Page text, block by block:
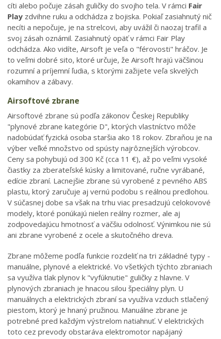
cíti alebo počuje zásah guličky do svojho tela. V rámci Fair
Play zdvihne ruku a odchádza z bojiska. Pokiaľ zasiahnutý nič
necíti a nepočuje, je na strelcovi, aby uvážil či naozaj trafil a
svoj zásah oznámil. Zasiahnutý opäť v rámci Fair Play
odchádza. Ako vidíte, Airsoft je veľa o "férovosti" hráčov. Je
to veľmi dobré sito, ktoré určuje, že Airsoft hrajú väčšinou
rozumní a príjemní ľudia, s ktorými zažijete veľa skvelých
okamihov a zábavy.
Airsoftové zbrane
Airsoftové zbrane sú podľa zákonov Českej Republiky
"plynové zbrane kategórie D", ktorých vlastníctvo môže
nadobúdať fyzická osoba staršia ako 18 rokov. Zbraňou je na
výber veľké množstvo od spústy najrôznejších výrobcov.
Ceny sa pohybujú od 300 Kč (cca 11 €), až po veľmi vysoké
čiastky za zberateľské kúsky a limitované, ručne vyrábané,
edície zbraní. Lacnejšie zbrane sú vyrobené z pevného ABS
plastu, ktorý zaručuje aj vernú podobu s reálnou predlohou.
V súčasnej dobe sa však na trhu viac presadzujú celokovové
modely, ktoré ponúkajú nielen reálny rozmer, ale aj
zodpovedajúcu hmotnosť a väčšiu odolnosť. Výnimkou nie sú
ani zbrane vyrobené z ocele a skutočného dreva.
Zbrane môžeme podľa funkcie rozdeliť na tri základné typy -
manuálne, plynové a elektrické. Vo všetkých týchto zbraniach
sa využíva tlak plynov k "vyfúknutie" guličky z hlavne. V
plynových zbraniach je hnacou silou špeciálny plyn. U
manuálnych a elektrických zbraní sa využíva vzduch stlačený
piestom, ktorý je hnaný pružinou. Manuálne zbrane je
potrebné pred každým výstrelom natiahnuť. V elektrických
toto cez prevody obstaráva elektromotor napájaný